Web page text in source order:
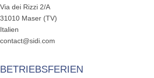
Via dei Rizzi 2/A
31010 Maser (TV)
Italien
contact@sidi.com
BETRIEBSFERIEN